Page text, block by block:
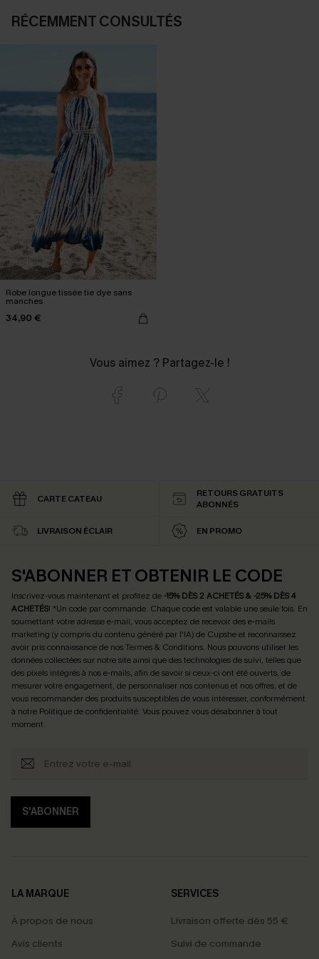
RÉCEMMENT CONSULTÉS
Robe longue tissée tie dye sans
manches
34,90 €
Vous aimez ? Partagez-le !
CARTE CATEAU
RETOURS GRATUITS
ABONNÉS
LIVRAISON ÉCLAIR EN PROMO
S'ABONNER ET OBTENIR LE CODE
Inscrivez-vous maintenant et profitez de -15% DÈS 2 ACHETÉS & -25% DÈS 4
ACHETÉS! *Un code par commande. Chaque code est valable une seule fois. En
soumettant votre adresse e-mail, vous acceptez de recevoir des e-mails
marketing (y compris du contenu généré par l'IA) de Cupshe et reconnaissez
avoir pris connaissance de nosTermes & Conditions. Nous pouvons utiliser les
données collectées sur notre site ainsi que des technologies de suivi, telles que
des pixels intégrés à nos e-mails, afin de savoir si ceux-ci ont été ouverts, de
mesurer votre engagement, de personnaliser nos contenus et nos offres, et de
vous recommander des produits susceptibles de vous intéresser, conformément
à notre Politique de confidentialité. Vous pouvez vous désabonner à tout
moment.
S'ABONNER
LA MARQUE
À propos de nous
Avis clients
SERVICES
Livraison offerte dès 55 €
Suivi de commande